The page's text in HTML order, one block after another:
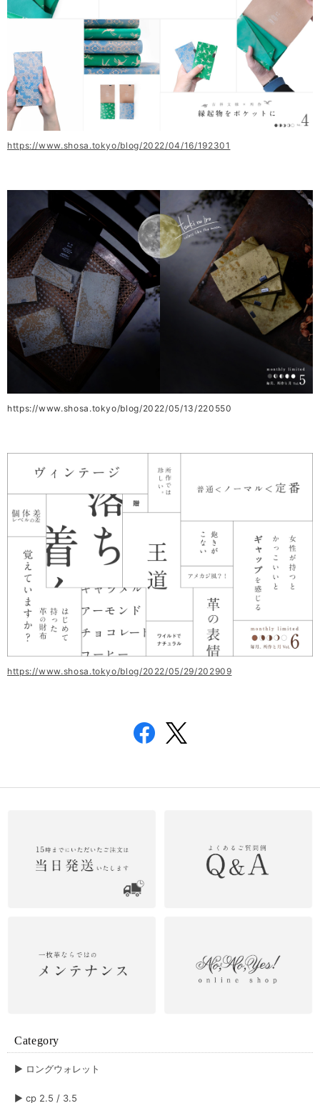
https://www.shosa.tokyo/blog/2022/04/16/192301
https://www.shosa.tokyo/blog/2022/05/13/220550
https://www.shosa.tokyo/blog/2022/05/29/202909
Category
▶︎ ロングウォレット
▶︎ cp 2.5 / 3.5